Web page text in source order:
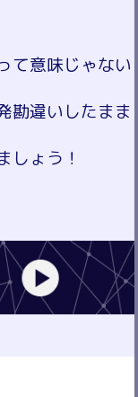
て意味じゃない
勘違いしたまま
しょう！